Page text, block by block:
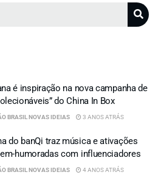
é inspiração na nova campanha de
do China In Box
BRASIL NOVAS IDEIAS 3 ANOS ATRÁS
do banQi traz música e ativações
humoradas com influenciadores
BRASIL NOVAS IDEIAS 4 ANOS ATRÁS